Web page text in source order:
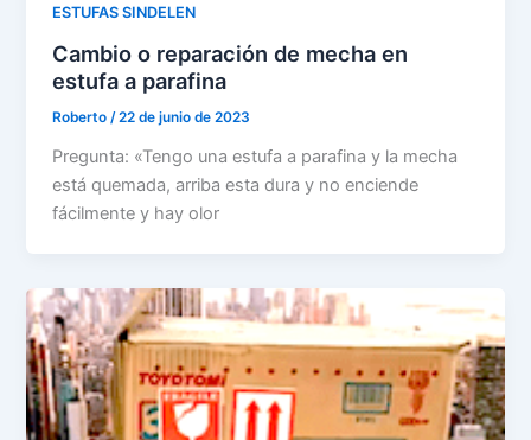
ESTUFAS SINDELEN
Cambio o reparación de mecha en
estufa a parafina
Roberto/22 de junio de 2023
Pregunta: «Tengo una estufa a parafina y la mecha
está quemada, arriba esta dura y no enciende
fácilmente y hay olor